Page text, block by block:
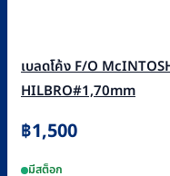
เบลดโค้ง F/O
HILBRO#1,70mm
฿1,500
มีสต็อก